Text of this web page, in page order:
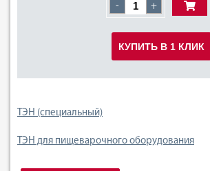
- +
КУПИТЬ В 1 КЛИК
ТЭН (специальный)
ТЭН для пищеварочного оборудования